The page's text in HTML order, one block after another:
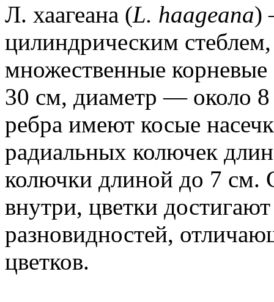
Л. хаагеана (L. haageana)
цилиндрическим
множественные
30 см, диаметр — около
ребра имеют косые
радиальных колючек
колючки длиной до 7 см.
внутри, цветки
разновидностей,
цветков.